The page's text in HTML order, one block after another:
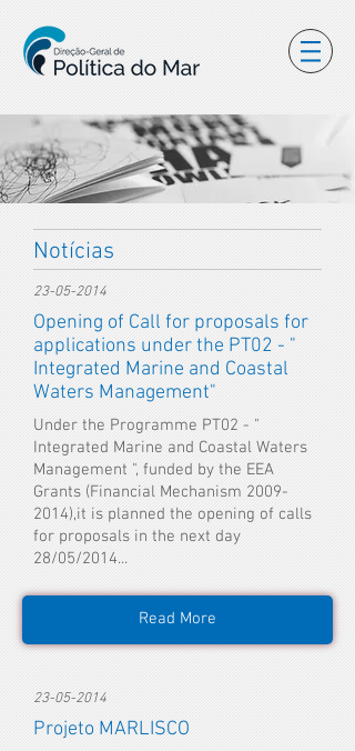
Notícias
23-05-2014
Opening of Call for proposals for
applications under the PT02 - "
Integrated Marine and Coastal
Waters Management"
Under the Programme PT02 - "
Integrated Marine and Coastal Waters
Management ", funded by the EEA
Grants (Financial Mechanism 2009-
2014),it is planned the opening of calls
for proposals in the next day
28/05/2014...
Read More
23-05-2014
Projeto MARLISCO